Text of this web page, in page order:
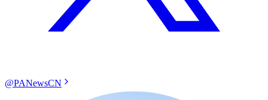
@PANewsCN